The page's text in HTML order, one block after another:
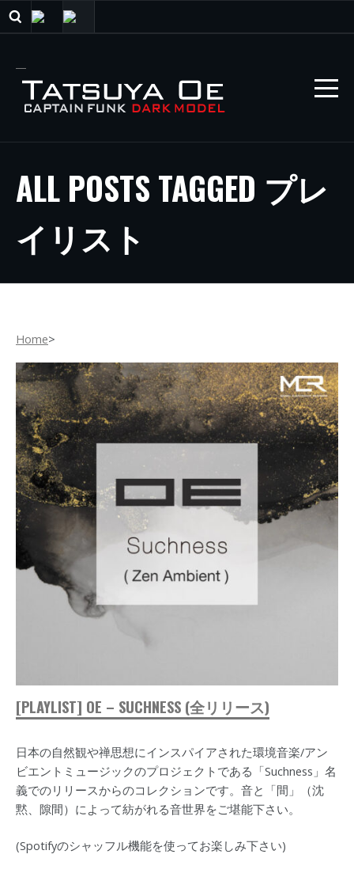
ALL POSTS TAGGED プレ
イリスト
Home>
[PLAYLIST] OE – SUCHNESS (全リリース)
日本の自然観や禅思想にインスパイアされた環境音楽/アン
ビエントミュージックのプロジェクトである「Suchness」名
義でのリリースからのコレクションです。音と「間」（沈
黙、隙間）によって紡がれる音世界をご堪能下さい。
(Spotifyのシャッフル機能を使ってお楽しみ下さい)